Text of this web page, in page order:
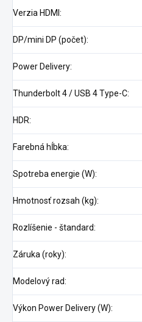
Verzia HDMI :
DP/mini DP (počet):
Power Delivery:
Thunderbolt 4 / USB 4 Type-C:
HDR:
Farebná hĺbka:
Spotreba energie (W):
Hmotnosť rozsah (kg):
Rozlíšenie - štandard:
Záruka (roky):
Modelový rad:
Výkon Power Delivery (W):